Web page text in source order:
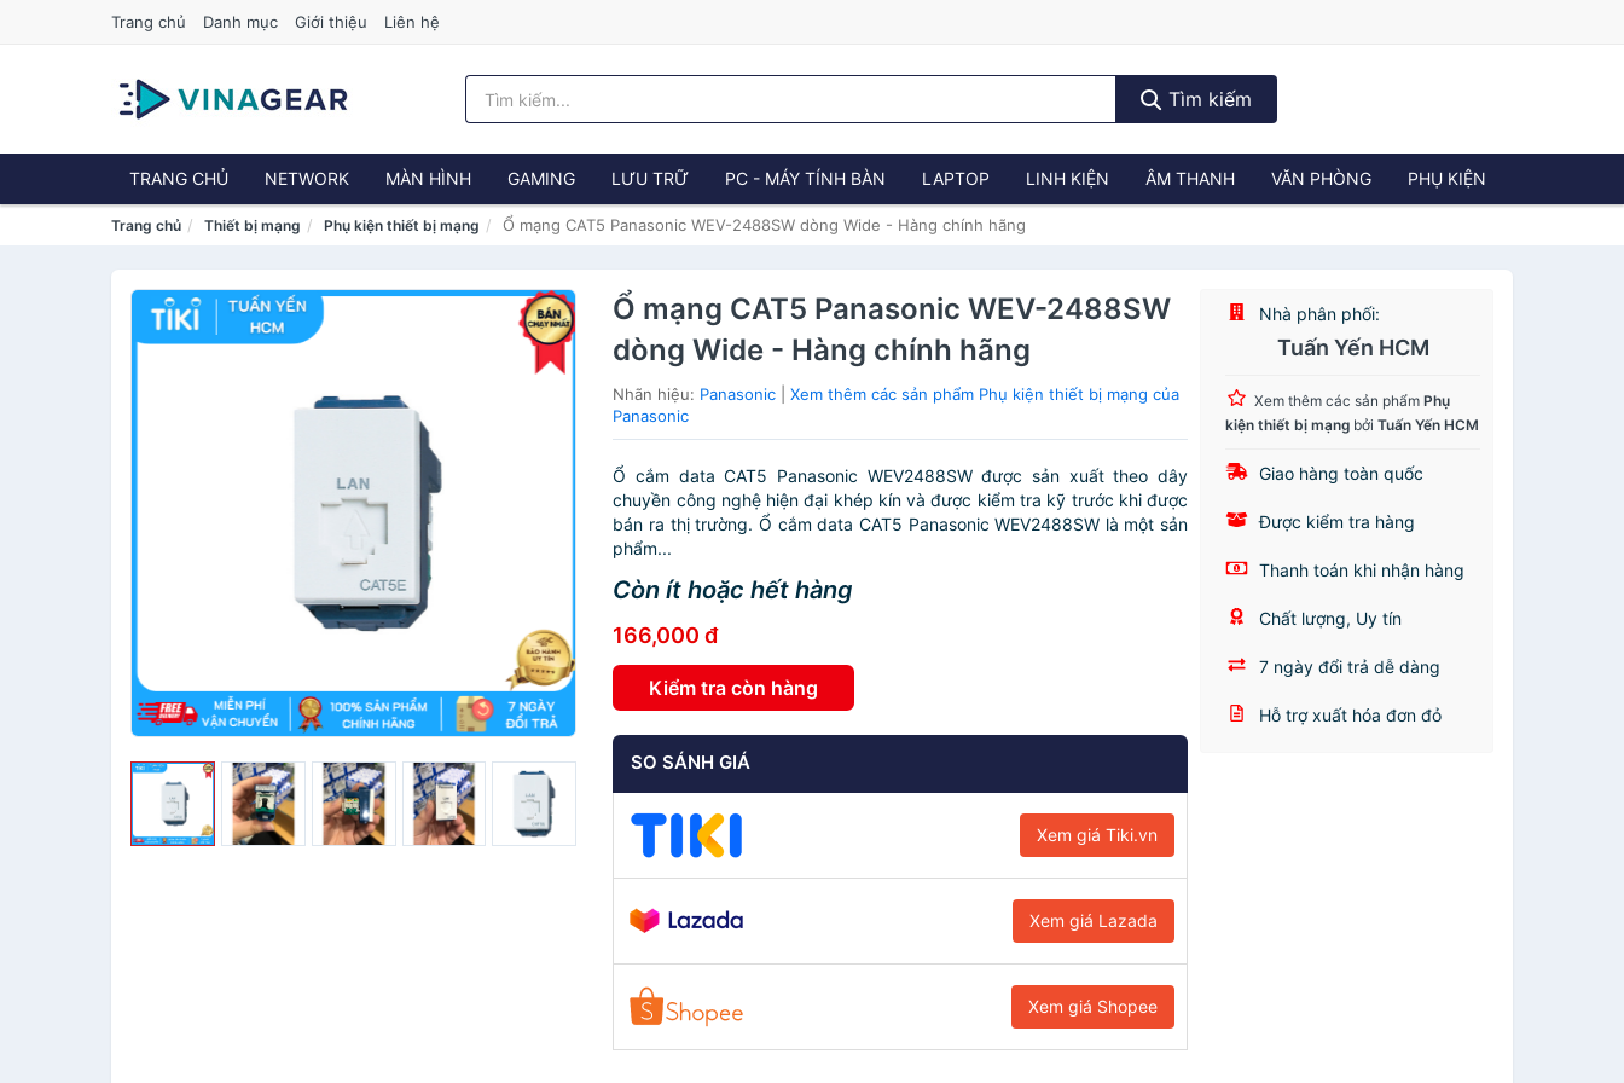
Trang chủ Danh mục Giới thiệu Liên hệ
Tìm kiếm
TRANG CHỦ NETWORK MÀN HÌNH GAMING LƯU TRỮ PC - MÁY TÍNH BÀN LAPTOP LINH KIỆN ÂM THANH VĂN PHÒNG PHỤ KIỆN
Trang chủ Thiết bị mạng Phụ kiện thiết bị mạng Ổ mạng CAT5 Panasonic WEV-2488SW dòng Wide - Hàng chính hãng
Ổ mạng CAT5 Panasonic WEV-2488SW
dòng Wide - Hàng chính hãng
Nhãn hiệu: Panasonic |Xem thêm các sản phẩm Phụ kiện thiết bị mạng của
Panasonic
Ổ cắm data CAT5 Panasonic WEV2488SW được sản xuất theo dây
chuyền công nghệ hiện đại khép kín và được kiểm tra kỹ trước khi được
bán ra thị trường. Ổ cắm data CAT5 Panasonic WEV2488SW là một sản
phẩm...
Còn ít hoặc hết hàng
166,000 đ
Kiểm tra còn hàng
SO SÁNH GIÁ
Xem giá Tiki.vn
Xem giá Lazada
Xem giá Shopee
Nhà phân phối:
Tuấn Yến HCM
Xem thêm các sản phẩmPhụ
kiện thiết bị mạng bởiTuấn Yến HCM
Giao hàng toàn quốc
Được kiểm tra hàng
Thanh toán khi nhận hàng
Chất lượng, Uy tín
7 ngày đổi trả dễ dàng
Hỗ trợ xuất hóa đơn đỏ